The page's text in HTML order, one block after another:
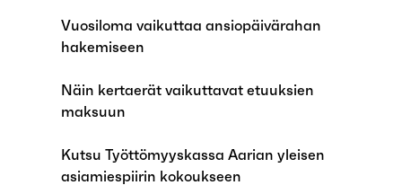
Vuosiloma vaikuttaa ansiopäivärahan
hakemiseen
Näin kertaerät vaikuttavat etuuksien
maksuun
Kutsu Työttömyyskassa Aarian yleisen
asiamiespiirin kokoukseen